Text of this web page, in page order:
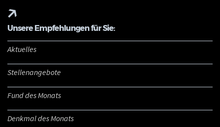
Unsere Empfehlungen für Sie:
Aktuelles
Stellenangebote
Fund des Monats
Denkmal des Monats